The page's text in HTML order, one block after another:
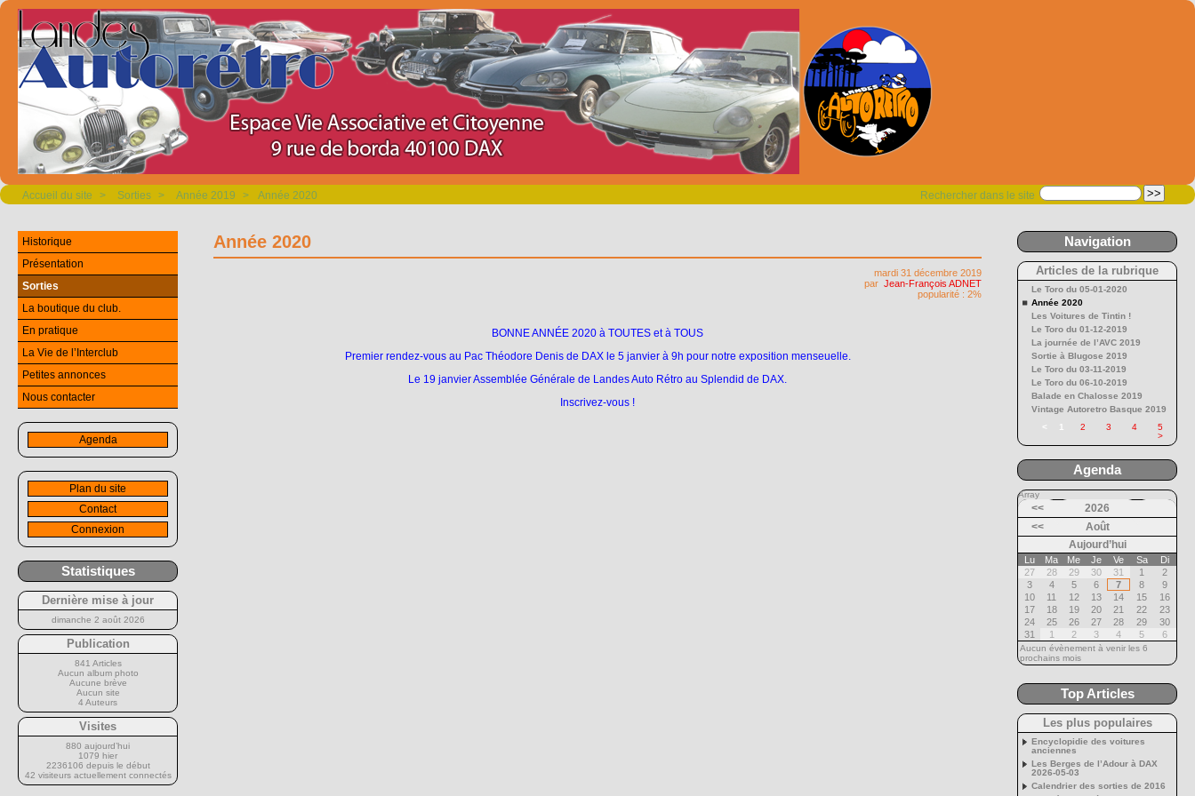
Rechercher dans le site
Accueil du site > Sorties > Année 2019 > Année 2020
Année 2020
mardi 31 décembre 2019
par Jean-François ADNET
popularité : 2%
BONNE ANNÉE 2020 à TOUTES et à TOUS
Premier rendez-vous au Pac Théodore Denis de DAX le 5 janvier à 9h pour notre exposition menseuelle.
Le 19 janvier Assemblée Générale de Landes Auto Rétro au Splendid de DAX.
Inscrivez-vous !
Historique
Présentation
Sorties
La boutique du club.
En pratique
La Vie de l’Interclub
Petites annonces
Nous contacter
Agenda
Plan du site
Contact
Connexion
Statistiques
Dernière mise à jour
dimanche 2 août 2026
Publication
841 Articles
Aucun album photo
Aucune brève
Aucun site
4 Auteurs
Visites
880 aujourd’hui
1079 hier
2236106 depuis le début
42 visiteurs actuellement connectés
Navigation
Articles de la rubrique
Le Toro du 05-01-2020
Année 2020
Les Voitures de Tintin !
Le Toro du 01-12-2019
La journée de l’AVC 2019
Sortie à Blugose 2019
Le Toro du 03-11-2019
Le Toro du 06-10-2019
Balade en Chalosse 2019
Vintage Autoretro Basque 2019
<
1 2 3 4
5
>
Agenda
Array
<<
2026
<<
Août
Aujourd’hui
Lu Ma Me Je Ve Sa
Di
27
28 29 30 31 1
2
3
4 5 6 7 8
9
10
11 12 13 14 15
16
17
18 19 20 21 22
23
24
25 26 27 28 29
30
31
1 2 3 4 5 6
Aucun évènement à venir les 6
prochains mois
Top Articles
Les plus populaires
Encyclopidie des voitures
anciennes
Les Berges de l’Adour à DAX
2026-05-03
Calendrier des sorties de 2016